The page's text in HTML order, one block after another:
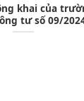
khai của
tư số 09/
03/6/2024